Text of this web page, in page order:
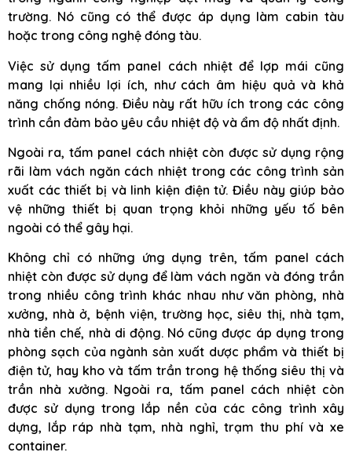
trường. Nó cũng có thể được áp dụng làm cabin tàu
hoặc trong công nghệ đóng tàu.
Việc sử dụng tấm panel cách nhiệt để lợp mái cũng
mang lại nhiều lợi ích, như cách âm hiệu quả và khả
năng chống nóng. Điều này rất hữu ích trong các công
trình cần đảm bảo yêu cầu nhiệt độ và ẩm độ nhất định.
Ngoài ra, tấm panel cách nhiệt còn được sử dụng rộng
rãi làm vách ngăn cách nhiệt trong các công trình sản
xuất các thiết bị và linh kiện điện tử. Điều này giúp bảo
vệ những thiết bị quan trọng khỏi những yếu tố bên
ngoài có thể gây hại.
Không chỉ có những ứng dụng trên, tấm panel cách
nhiệt còn được sử dụng để làm vách ngăn và đóng trần
trong nhiều công trình khác nhau như văn phòng, nhà
xưởng, nhà ở, bệnh viện, trường học, siêu thị, nhà tạm,
nhà tiền chế, nhà di động. Nó cũng được áp dụng trong
phòng sạch của ngành sản xuất dược phẩm và thiết bị
điện tử, hay kho và tấm trần trong hệ thống siêu thị và
trần nhà xưởng. Ngoài ra, tấm panel cách nhiệt còn
được sử dụng trong lắp nền của các công trình xây
dựng, lắp ráp nhà tạm, nhà nghỉ, trạm thu phí và xe
container.